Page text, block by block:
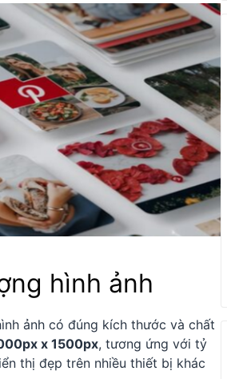
hình ảnh
ảnh có đúng kích thước và chất
x 1500px, tương ứng với tỷ
thị đẹp trên nhiều thiết bị khác